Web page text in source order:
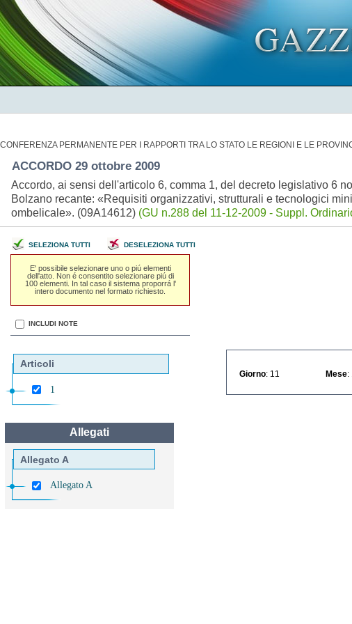
CONFERENZA PERMANENTE PER I RAPPORTI TRA LO STATO LE REGIONI E LE
ACCORDO 29 ottobre 2009
Accordo, ai sensi dell'articolo 6, comma 1, del decreto legislativo 6
Bolzano recante: «Requisiti organizzativi, strutturali e tecnologici
ombelicale». (09A14612) (GU n.288 del 11-12-2009 - Suppl.
SELEZIONA TUTTI DESELEZIONA TUTTI
E' possibile selezionare uno o piú elementi
dell'atto. Non é consentito selezionare piú di
100 elementi. In tal caso il sistema proporrá l'
intero documento nel formato richiesto.
INCLUDI NOTE
Articoli
1
Allegati
Allegato A
Allegato A
Giorno : 11 Mese